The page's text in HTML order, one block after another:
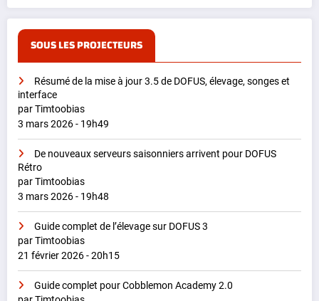
SOUS LES PROJECTEURS
Résumé de la mise à jour 3.5 de DOFUS, élevage, songes et
interface
par Timtoobias
3 mars 2026 - 19h49
De nouveaux serveurs saisonniers arrivent pour DOFUS
Rétro
par Timtoobias
3 mars 2026 - 19h48
Guide complet de l’élevage sur DOFUS 3
par Timtoobias
21 février 2026 - 20h15
Guide complet pour Cobblemon Academy 2.0